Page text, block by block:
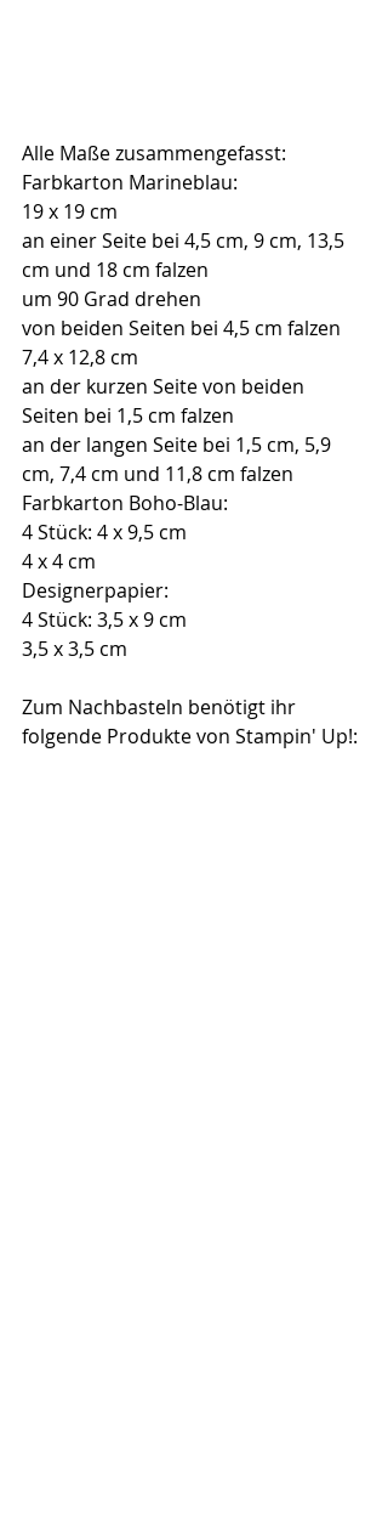
Alle Maße zusammengefasst:
Farbkarton Marineblau:
19 x 19 cm
an einer Seite bei 4,5 cm, 9 cm, 13,5
cm und 18 cm falzen
um 90 Grad drehen
von beiden Seiten bei 4,5 cm falzen
7,4 x 12,8 cm
an der kurzen Seite von beiden
Seiten bei 1,5 cm falzen
an der langen Seite bei 1,5 cm, 5,9
cm, 7,4 cm und 11,8 cm falzen
Farbkarton Boho-Blau:
4 Stück: 4 x 9,5 cm
4 x 4 cm
Designerpapier:
4 Stück: 3,5 x 9 cm
3,5 x 3,5 cm
Zum Nachbasteln benötigt ihr
folgende Produkte von Stampin' Up!: